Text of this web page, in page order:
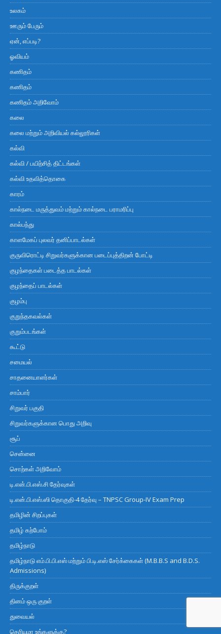
உலகம்
ஊரும் பேரும்
ஏன், எப்படி?
ஓவியம்
கணிதம்
கணிதம்
கணிதம் அறிவோம்
கலை
கலை மற்றும் அறிவியல் கல்லூரிகள்
கல்வி
கல்வி / பயிற்சித் திட்டங்கள்
கல்வி உதவித்தொகை
காரம்
கால்நடை மருத்துவம் மற்றும் கால்நடை பராமரிப்பு
கால்பந்து
காளமேகப் புலவர் தனிப்பாடல்கள்
குருவிரொட்டி சிறுவர்களுக்கான படைப்புத்திறன் போட்டி
குழந்தைகள் படைத்த பாடல்கள்
குழந்தைப் பாடல்கள்
குழம்பு
குறுந்தகவல்கள்
குறும்படங்கள்
கூட்டு
சமையல்
சாதனையாளர்கள்
சாம்பார்
சிறுவர் பகுதி
சிறுவர்களுக்கான பொது அறிவு
சூப்
சென்னை
சொற்கள் அறிவோம்
டி.என்.பி.எஸ்.சி தேர்வுகள்
டி.என்.பி.எஸ்.ஸி தொகுதி-4 தேர்வு – TNPSC Group-IV Exam Prep
தமிழின் சிறப்புகள்
தமிழ் கற்போம்
தமிழ்நாடு
தமிழ்நாடு எம்.பி.பி.எஸ் மற்றும் பி.டி.எஸ் சேர்க்கைகள் (M.B.B.S and B.D.S.
Admissions)
திருக்குறள்
தினம் ஒரு குறள்
துவையல்
தெரியுமா உங்களுக்கு?